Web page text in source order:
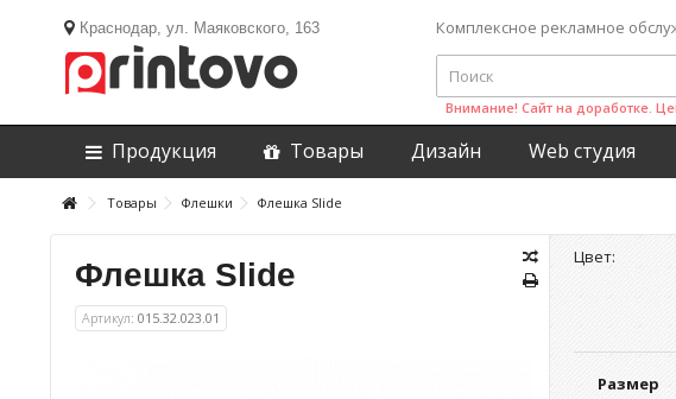
Краснодар, ул. Маяковского, 163 Комплексное рекламное
Внимание! Сайт на доработке.
Продукция Товары Дизайн Web студия
Товары Флешки Флешка Slide
Цвет:
Размер
Флешка Slide
Артикул: 015.32.023.01